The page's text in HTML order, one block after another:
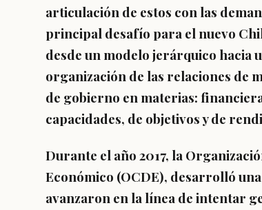
articulación de estos con las
principal desafío para el nuevo
desde un modelo jerárquico
organización de las relaciones de
de gobierno en materias:
capacidades, de objetivos y de
Durante el año 2017, la
Económico (OCDE), desarrolló
avanzaron en la línea de intentar